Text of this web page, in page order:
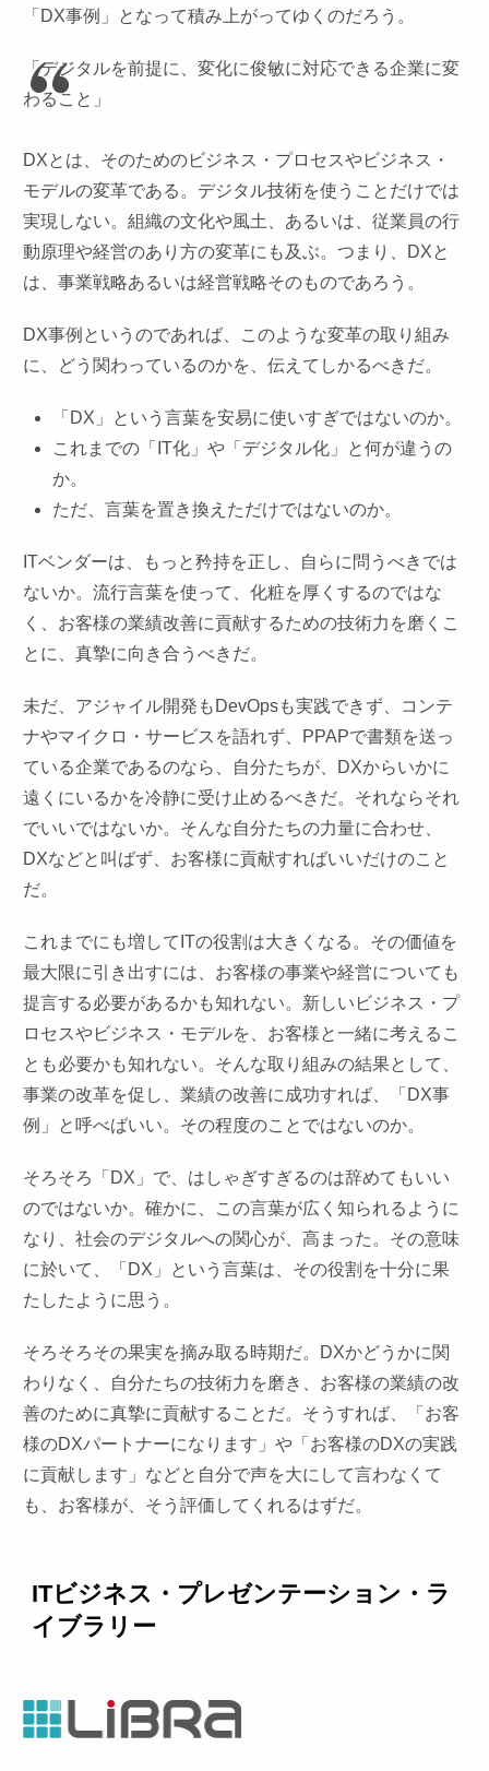
「DX事例」となって積み上がってゆくのだろう。
「デジタルを前提に、変化に俊敏に対応できる企業に変
わること」
DXとは、そのためのビジネス・プロセスやビジネス・
モデルの変革である。デジタル技術を使うことだけでは
実現しない。組織の文化や風土、あるいは、従業員の行
動原理や経営のあり方の変革にも及ぶ。つまり、DXと
は、事業戦略あるいは経営戦略そのものであろう。
DX事例というのであれば、このような変革の取り組み
に、どう関わっているのかを、伝えてしかるべきだ。
「DX」という言葉を安易に使いすぎではないのか。
これまでの「IT化」や「デジタル化」と何が違うの
か。
ただ、言葉を置き換えただけではないのか。
ITベンダーは、もっと矜持を正し、自らに問うべきでは
ないか。流行言葉を使って、化粧を厚くするのではな
く、お客様の業績改善に貢献するための技術力を磨くこ
とに、真摯に向き合うべきだ。
未だ、アジャイル開発もDevOpsも実践できず、コンテ
ナやマイクロ・サービスを語れず、PPAPで書類を送っ
ている企業であるのなら、自分たちが、DXからいかに
遠くにいるかを冷静に受け止めるべきだ。それならそれ
でいいではないか。そんな自分たちの力量に合わせ、
DXなどと叫ばず、お客様に貢献すればいいだけのこと
だ。
これまでにも増してITの役割は大きくなる。その価値を
最大限に引き出すには、お客様の事業や経営についても
提言する必要があるかも知れない。新しいビジネス・プ
ロセスやビジネス・モデルを、お客様と一緒に考えるこ
とも必要かも知れない。そんな取り組みの結果として、
事業の改革を促し、業績の改善に成功すれば、「DX事
例」と呼べばいい。その程度のことではないのか。
そろそろ「DX」で、はしゃぎすぎるのは辞めてもいい
のではないか。確かに、この言葉が広く知られるように
なり、社会のデジタルへの関心が、高まった。その意味
に於いて、「DX」という言葉は、その役割を十分に果
たしたように思う。
そろそろその果実を摘み取る時期だ。DXかどうかに関
わりなく、自分たちの技術力を磨き、お客様の業績の改
善のために真摯に貢献することだ。そうすれば、「お客
様のDXパートナーになります」や「お客様のDXの実践
に貢献します」などと自分で声を大にして言わなくて
も、お客様が、そう評価してくれるはずだ。
ITビジネス・プレゼンテーション・ラ
イブラリー